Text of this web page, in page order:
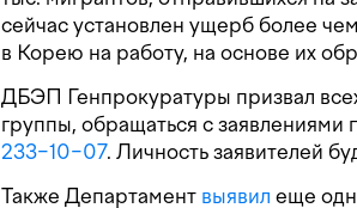
сейчас установлен ущерб более
в Корею на работу, на основе их
ДБЭП Генпрокуратуры призвал
группы, обращаться с заявлениями
233−10−07. Личность заявителей
Также Департамент выявил еще